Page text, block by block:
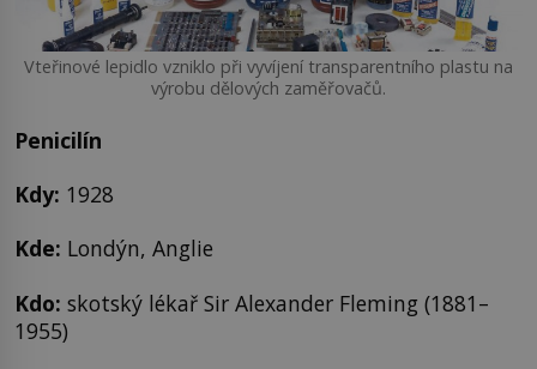
Vteřinové lepidlo vzniklo při vyvíjení transparentního plastu na
výrobu dělových zaměřovačů.
Penicilín
Kdy: 1928
Kde: Londýn, Anglie
Kdo: skotský lékař Sir Alexander Fleming (1881–
1955)